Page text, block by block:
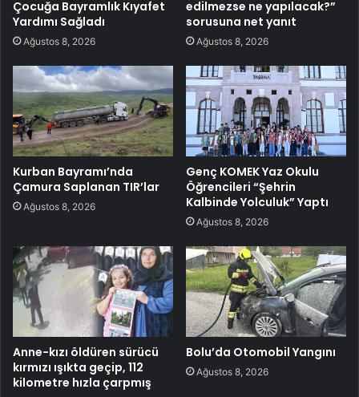
Çocuğa Bayramlık Kıyafet
Yardımı Sağladı
Ağustos 8, 2026
edilmezse ne yapılacak?”
sorusuna net yanıt
Ağustos 8, 2026
Kurban Bayramı’nda
Çamura Saplanan TIR’lar
Ağustos 8, 2026
Genç KOMEK Yaz Okulu
Öğrencileri “Şehrin
Kalbinde Yolculuk” Yaptı
Ağustos 8, 2026
Anne-kızı öldüren sürücü
kırmızı ışıkta geçip, 112
kilometre hızla çarpmış
Bolu’da Otomobil Yangını
Ağustos 8, 2026